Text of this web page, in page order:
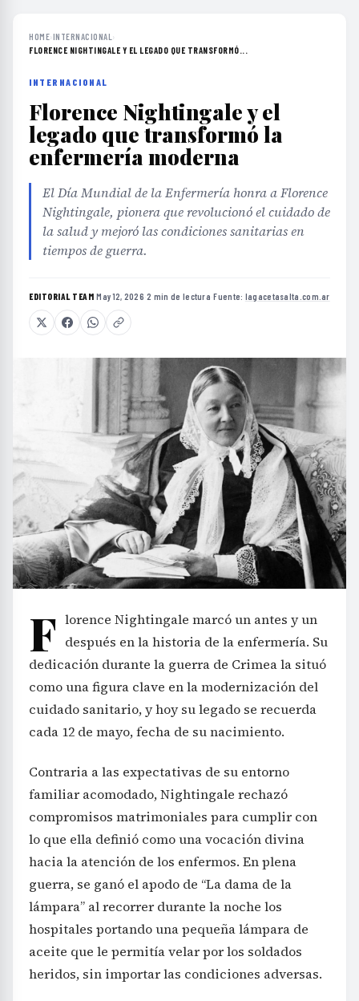
HOME›INTERNACIONAL ›
FLORENCE NIGHTINGALE Y EL LEGADO QUE TRANSFORMÓ...
INTERNACIONAL
Florence Nightingale y el
legado que transformó la
enfermería moderna
El Día Mundial de la Enfermería honra a Florence
Nightingale, pionera que revolucionó el cuidado de
la salud y mejoró las condiciones sanitarias en
tiempos de guerra.
EDITORIAL TEAM·May 12, 2026·2 min de lectura·Fuente: lagacetasalta.com.ar
F lorence Nightingale marcó un antes y un
después en la historia de la enfermería. Su
dedicación durante la guerra de Crimea la situó
como una figura clave en la modernización del
cuidado sanitario, y hoy su legado se recuerda
cada 12 de mayo, fecha de su nacimiento.
Contraria a las expectativas de su entorno
familiar acomodado, Nightingale rechazó
compromisos matrimoniales para cumplir con
lo que ella definió como una vocación divina
hacia la atención de los enfermos. En plena
guerra, se ganó el apodo de “La dama de la
lámpara” al recorrer durante la noche los
hospitales portando una pequeña lámpara de
aceite que le permitía velar por los soldados
heridos, sin importar las condiciones adversas.